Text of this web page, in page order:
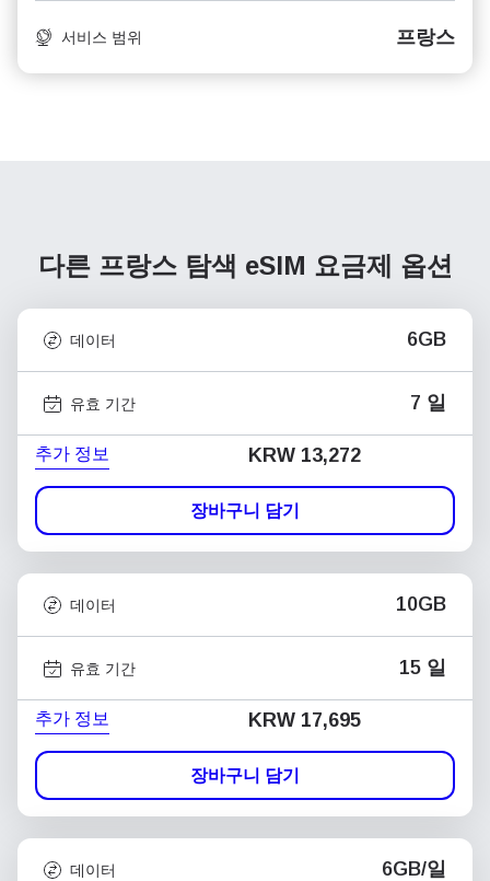
서비스 범위 프랑스
다른 프랑스 탐색 eSIM 요금제 옵션
데이터 6GB
유효 기간 7 일
추가 정보 KRW 13,272
장바구니 담기
데이터 10GB
유효 기간 15 일
추가 정보 KRW 17,695
장바구니 담기
데이터 6GB/일